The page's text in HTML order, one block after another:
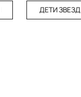
ДЕТИ ЗВЕЗД